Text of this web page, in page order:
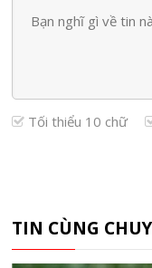
Tối thiểu 10 chữ
TIN CÙNG